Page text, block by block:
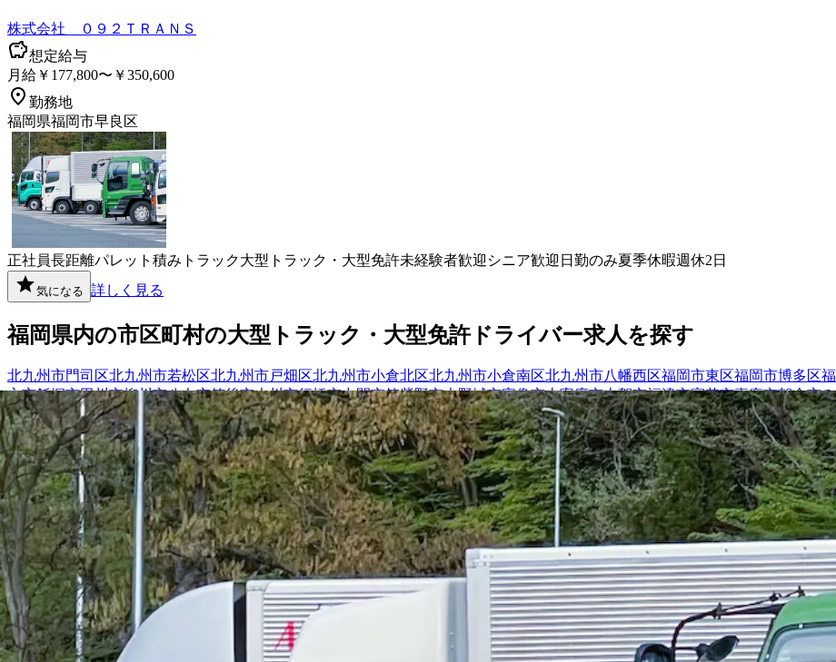
株式会社 ０９２ＴＲＡＮＳ
想定給与
月給￥177,800〜￥350,600
勤務地
福岡県福岡市早良区
正社員長距離パレット積み トラック大型トラック・大型免許未経験者歓迎 シニア歓迎 日勤のみ夏季休暇週休2日
気になる 詳しく見る
福岡県内の市区町村の大型トラック・大型免許ドライバー求人を探す
北九州市門司区北九州市若松区北九州市戸畑区北九州市小倉北区北九州市小倉南区北九州市八幡西区福岡市東区福岡市博多区
方市飯塚市田川市柳川市八女市筑後市大川市行橋市中間市筑紫野市大野城市宗像市太宰府市古賀市福津市宮若市嘉麻市朝倉市
免町糟屋郡須惠町糟屋郡新宮町糟屋郡久山町糟屋郡粕屋町遠賀郡水巻町遠賀郡岡垣町朝倉郡筑前町三井郡大刀洗町田川郡香春町
勤務エリア
都道府県を変更
福岡市早良区
選択しなおす
乗務する車のサイズ・車種